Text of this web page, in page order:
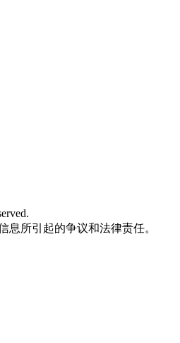
息所引起的争议和法律责任。